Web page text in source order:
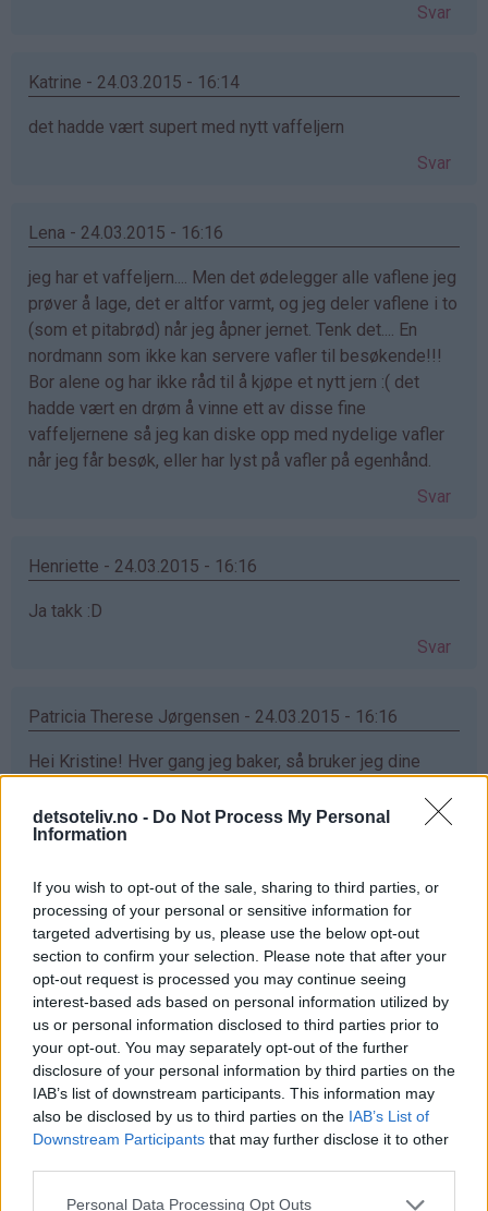
detsoteliv.no - Do Not Process My Personal
Information
If you wish to opt-out of the sale, sharing to third parties, or
processing of your personal or sensitive information for
targeted advertising by us, please use the below opt-out
section to confirm your selection. Please note that after your
opt-out request is processed you may continue seeing
interest-based ads based on personal information utilized by
us or personal information disclosed to third parties prior to
your opt-out. You may separately opt-out of the further
disclosure of your personal information by third parties on the
IAB’s list of downstream participants. This information may
also be disclosed by us to third parties on the IAB’s List of
Downstream Participants that may further disclose it to other
Personal Data Processing Opt Outs
Svar
Katrine - 24.03.2015 - 16:14
det hadde vært supert med nytt vaffeljern
Svar
Lena - 24.03.2015 - 16:16
jeg har et vaffeljern.... Men det ødelegger alle vaflene jeg
prøver å lage, det er altfor varmt, og jeg deler vaflene i to
(som et pitabrød) når jeg åpner jernet. Tenk det.... En
nordmann som ikke kan servere vafler til besøkende!!!
Bor alene og har ikke råd til å kjøpe et nytt jern :( det
hadde vært en drøm å vinne ett av disse fine
vaffeljernene så jeg kan diske opp med nydelige vafler
når jeg får besøk, eller har lyst på vafler på egenhånd.
Svar
Henriette - 24.03.2015 - 16:16
Ja takk :D
Svar
Patricia Therese Jørgensen - 24.03.2015 - 16:16
Hei Kristine! Hver gang jeg baker, så bruker jeg dine
med vaniljeis har allerede blitt min favoritt❤️ Ønsker
meg ett vaffeljern da jeg eeeelsker vaffler :D
Maren - 24.03.2015 - 16:18
elsker vafler!!
Svar
Mariann Jørgensen - 24.03.2015 - 16:18
Hva er bedre enn en vaffel sammen med rømme og
syltetøy hadde jeg vært heldig så hadde det vært gøy
Svar